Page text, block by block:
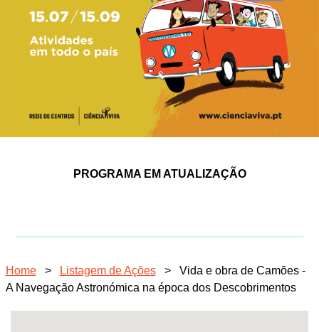
PROGRAMA EM ATUALIZAÇÃO
Home > Listagem de Ações >
Vida e obra de Camões -
A Navegação Astronómica na época dos Descobrimentos